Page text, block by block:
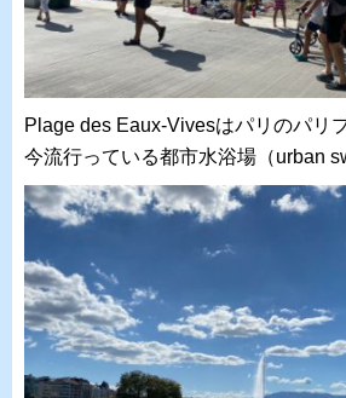
Plage des Eaux-Vivesはパリのパリ
今流行っている都市水浴場（urban